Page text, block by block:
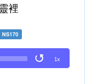
裡
NS170
1x